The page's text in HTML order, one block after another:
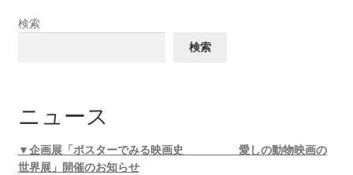
検索
検索
ニュース
▼企画展「ポスターでみる映画史 愛しの動物映画の
世界展」開催のお知らせ